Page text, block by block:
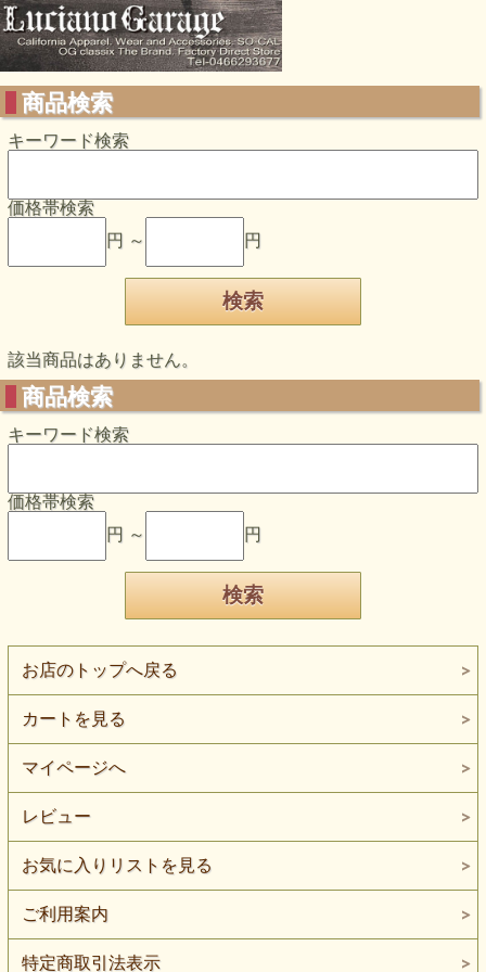
商品検索
キーワード検索
価格帯検索
円 ～
円
該当商品はありません。
商品検索
キーワード検索
価格帯検索
円 ～
円
お店のトップへ戻る
カートを見る
マイページへ
レビュー
お気に入りリストを見る
ご利用案内
特定商取引法表示